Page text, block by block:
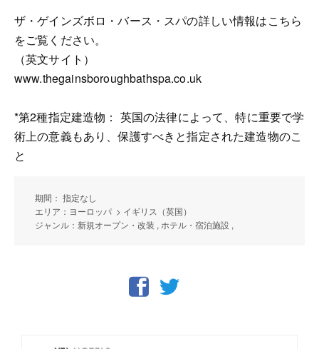
ザ・ゲインズボロ・バース・スパの詳しい情報はこちら
をご覧ください。
（英文サイト）
www.thegainsboroughbathspa.co.uk
*第2種指定建造物： 英国の法律によって、特に重要で学
術上の意義もあり、保護すべきと指定された建造物のこ
と
期間： 指定なし
エリア：ヨーロッパ > イギリス（英国）
ジャンル：新規オープン・改装 , ホテル・宿泊施設 ,